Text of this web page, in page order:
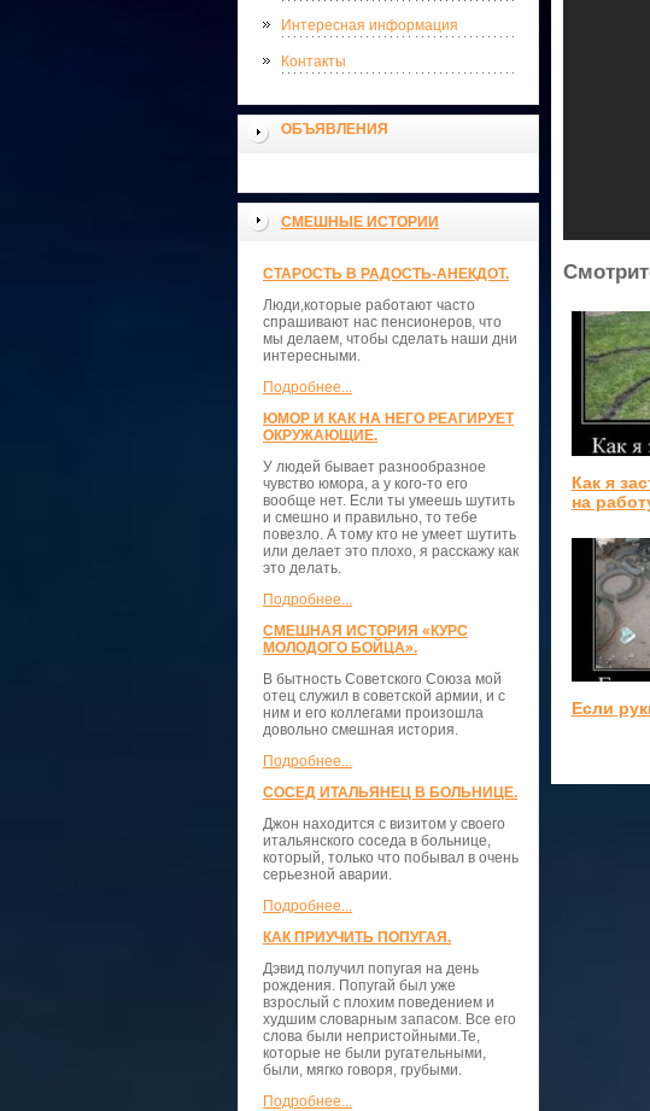
Интересная информация
Контакты
ОБЪЯВЛЕНИЯ
СМЕШНЫЕ ИСТОРИИ
СТАРОСТЬ В РАДОСТЬ-АНЕКДОТ.
Люди,которые работают часто
спрашивают нас пенсионеров, что
мы делаем, чтобы сделать наши дни
интересными.
Подробнее...
ЮМОР И КАК НА НЕГО РЕАГИРУЕТ
ОКРУЖАЮЩИЕ.
У людей бывает разнообразное
чувство юмора, а у кого-то его
вообще нет. Если ты умеешь шутить
и смешно и правильно, то тебе
повезло. А тому кто не умеет шутить
или делает это плохо, я расскажу как
это делать.
Подробнее...
СМЕШНАЯ ИСТОРИЯ «КУРС
МОЛОДОГО БОЙЦА».
В бытность Советского Союза мой
отец служил в советской армии, и с
ним и его коллегами произошла
довольно смешная история.
Подробнее...
СОСЕД ИТАЛЬЯНЕЦ В БОЛЬНИЦЕ.
Джон находится с визитом у своего
итальянского соседа в больнице,
который, только что побывал в очень
серьезной аварии.
Подробнее...
КАК ПРИУЧИТЬ ПОПУГАЯ.
Дэвид получил попугая на день
рождения. Попугай был уже
взрослый с плохим поведением и
худшим словарным запасом. Все его
слова были непристойными.Те,
которые не были ругательными,
были, мягко говоря, грубыми.
Подробнее...
Как я
на
Если